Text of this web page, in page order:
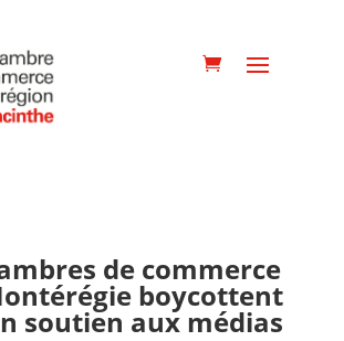
de commerce
boycottent
soutien aux médias